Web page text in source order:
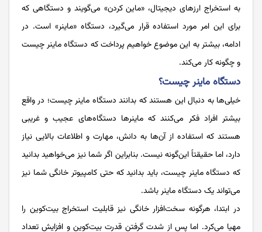
به استخراج ارزهای دیجیتال، «ماین کردن» می‌گویند و دستگاهی که
برای این امر مورد استفاده قرار می‌گیرد، دستگاه «ماینر» است. در
ادامه، بیشتر به این موضوع خواهیم پرداخت که دستگاه ماینر چیست
و چگونه کار می‌کند.
دستگاه ماینر چیست؟
خیلی‌ها به دنبال این هستند که بدانند دستگاه ماینر چیست؛ در واقع
بیشتر افراد فکر می‌کنند که ماینرها دستگاه‌های عجیب و غریبی
هستند که استفاده از آن‌ها به دانش، مهارت و اطلاعات بالایی نیاز
دارد، اما حقیقتاً این‌گونه نیست. بنابراین اگر شما نیز می‌خواهید بدانید
که دستگاه ماینر چیست، باید بدانید که حتی کامپیوتر خانگی شما نیز
می‌تواند یک دستگاه ماینر باشد.
در ابتدا، هرگونه سخت‌افزار خانگی نیز قابلیت استخراج بیت‌کوین را
مهیا می‌کرد. اما پس از شدت گرفتن قدرت بیت‌کوین و افزایش تعداد